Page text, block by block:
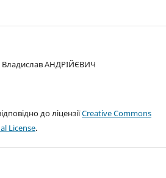
Владислав АНДРІЙЄВИЧ
до ліцензіїCreative Commons
License.